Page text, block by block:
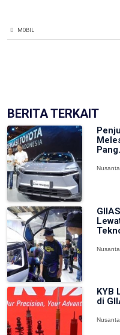
MOBIL
BERITA TERKAIT
KYB
di